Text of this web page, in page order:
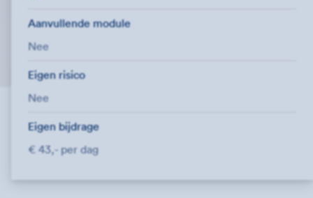
Aanvullende module
Nee
Eigen risico
Nee
Eigen bijdrage
€ 43,- per dag